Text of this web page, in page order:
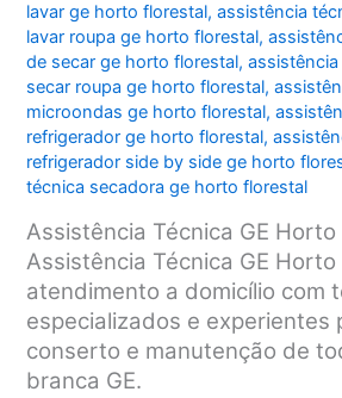
lavar ge horto florestal,assistência
lavar roupa ge horto florestal,
de secar ge horto florestal,
secar roupa ge horto florestal,
microondas ge horto florestal,
refrigerador ge horto florestal,
refrigerador side by side ge horto
técnica secadora ge horto florestal
Assistência Técnica GE
Assistência Técnica GE
atendimento a domicílio com
especializados e experientes
conserto e manutenção de
branca GE.